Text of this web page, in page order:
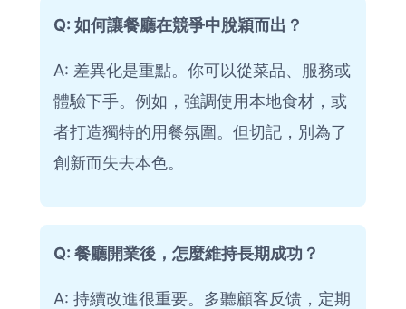
Q: 如何讓餐廳在競爭中脫穎而出？
A: 差異化是重點。你可以從菜品、服務或
體驗下手。例如，強調使用本地食材，或
者打造獨特的用餐氛圍。但切記，別為了
創新而失去本色。
Q: 餐廳開業後，怎麼維持長期成功？
A: 持續改進很重要。多聽顧客反馈，定期